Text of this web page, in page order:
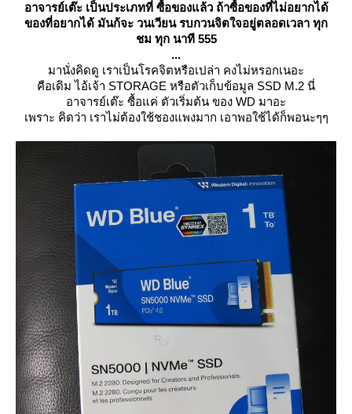
อาจารย์เต๊ะ เป็นประเภทที่ ซื้อของแล้ว ถ้าซื้อของที่ไม่อยากได้
ของที่อยากได้ มันก้จะ วนเวียน รบกวนจิตใจอยู่ตลอดเวลา ทุก
ชม ทุก นาที 555
...
มานั่งคิดดู เราเป็นโรคจิตหรือเปล่า คงไม่หรอกเนอะ
คือเดิม ไอ้เจ้า STORAGE หรือตัวเก็บข้อมูล SSD M.2 นี่
อาจารย์เต๊ะ ซื้อแค่ ตัวเริ่มต้น ของ WD มาอะ
เพราะ คิดว่า เราไม่ต้องใช้ชองแพงมาก เอาพอใช้ได้ก็พอนะๆๆ